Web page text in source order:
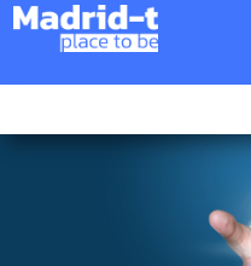
Tiempo de lectura: 3